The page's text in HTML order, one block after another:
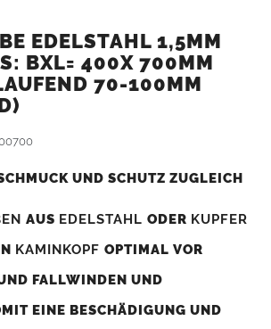
EDELSTAHL 1,5MM
BXL= 400X 700MM (
70-100MM Ü
UND SCHUTZ ZUGLEICH
AUS EDELSTAHL ODER KUPFER
KAMINKOPF OPTIMAL VOR
FALLWINDEN UND
EINE BESCHÄDIGUNG UND